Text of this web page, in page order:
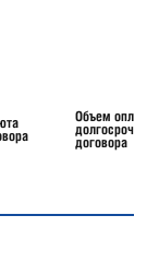
Объем оплаты
долгосрочного
договора